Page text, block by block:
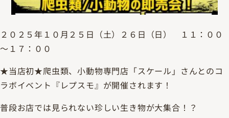
２０２５年１０月２５日（土）２６日（日） １１：００
～１７：００
★当店初★爬虫類、小動物専門店「スケール」さんとのコ
ラボイベント『レプスモ』が開催されます！
普段お店では見られない珍しい生き物が大集合！？